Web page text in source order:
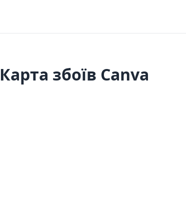
Карта збоїв Canva